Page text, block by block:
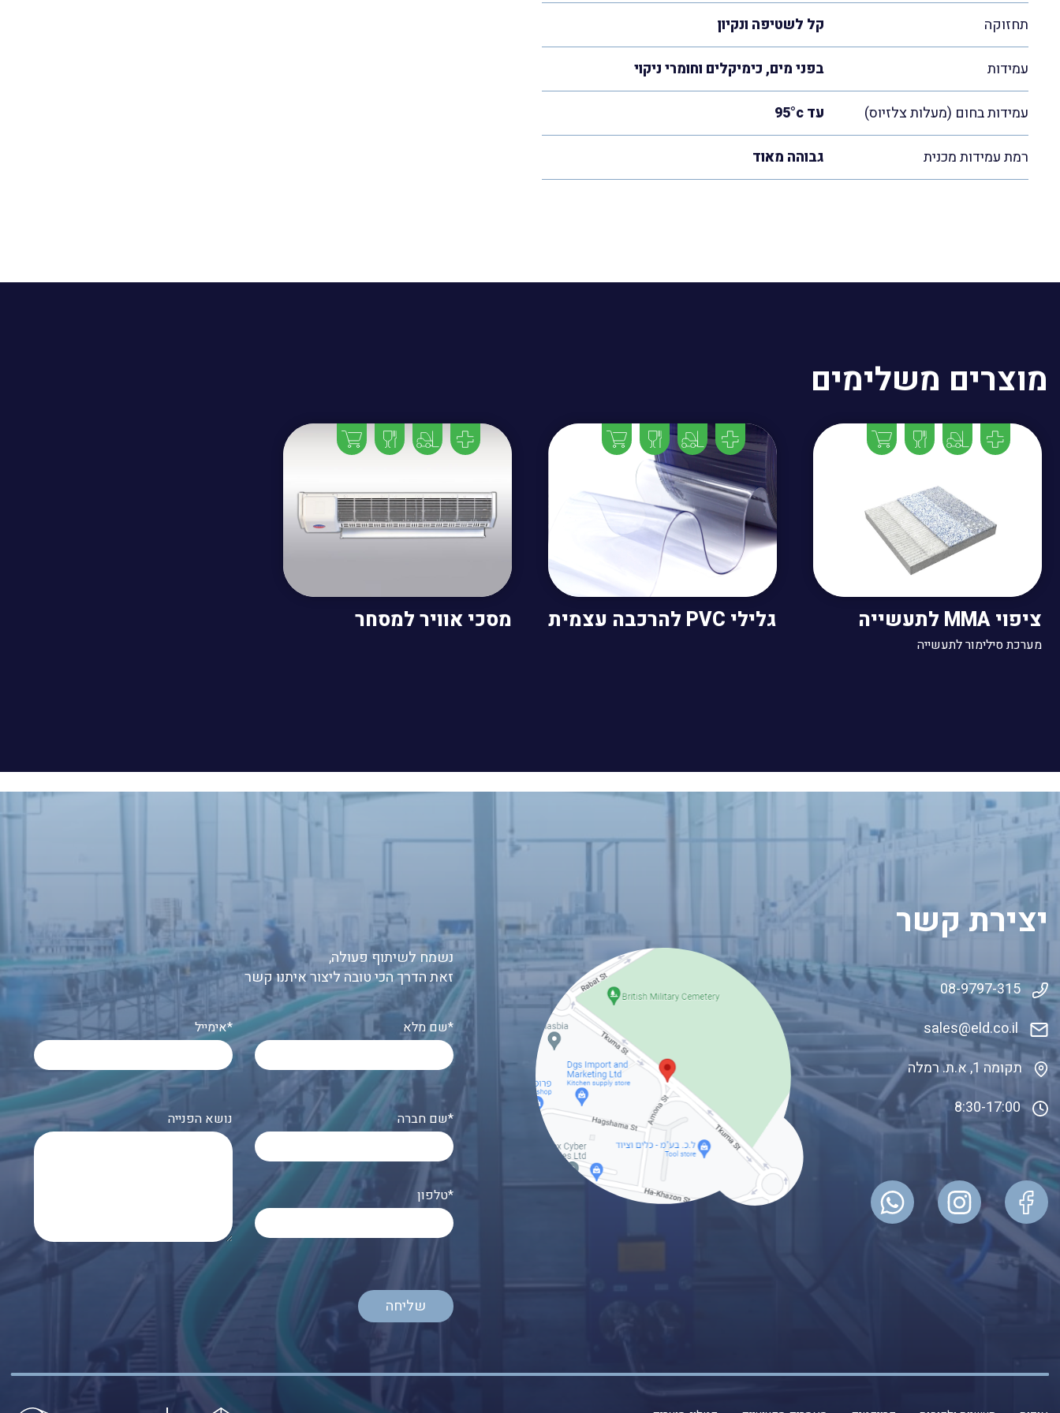
תחזוקה קל לשטיפה ונקיון
עמידות בפני מים, כימיקלים וחומרי ניקוי
עמידות בחום (מעלות צלזיוס) עד 95°c
רמת עמידות מכנית גבוהה מאוד
מוצרים משלימים
ציפוי MMA לתעשייה
מערכת סילימור לתעשייה
גלילי PVC להרכבה עצמית מסכי אוויר למסחר
יצירת קשר
08-9797-315
sales@eld.co.il
תקומה 1, א.ת. רמלה
8:30-17:00
נשמח לשיתוף פעולה,
זאת הדרך הכי טובה ליצור איתנו קשר
אימייל* שם מלא*
נושא הפנייה שם חברה*
טלפון*